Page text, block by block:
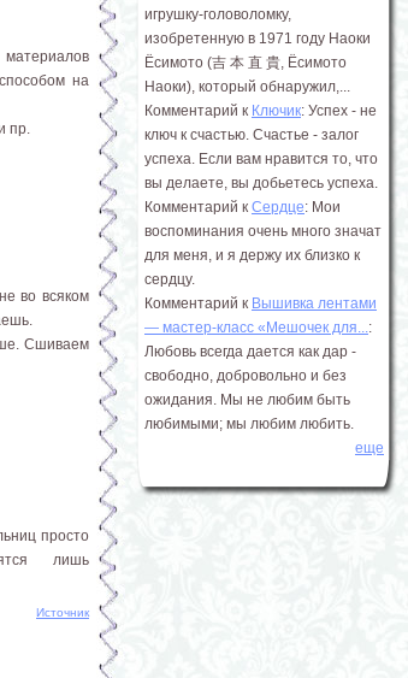
на
пр.
во всяком
Сшиваем
просто
лишь
Источник
игрушку-головоломку,
изобретенную в 1971 году Наоки
Ёсимото (吉 本 直 貴, Ёсимото
Наоки), который обнаружил,...
Комментарий к Ключик: Успех - не
ключ к счастью. Счастье - залог
успеха. Если вам нравится то, что
вы делаете, вы добьетесь успеха.
Комментарий к Сердце: Мои
воспоминания очень много значат
для меня, и я держу их близко к
сердцу.
Комментарий к Вышивка лентами
― мастер-класс «Мешочек для...:
Любовь всегда дается как дар -
свободно, добровольно и без
ожидания. Мы не любим быть
любимыми; мы любим любить.
еще